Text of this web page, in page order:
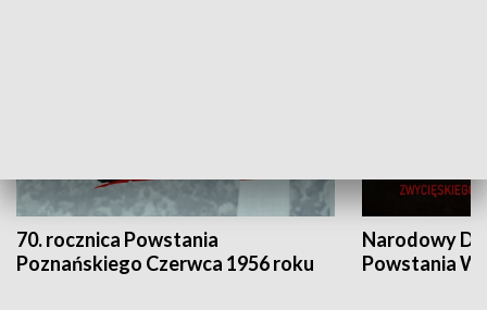
70. rocznica Powstania
Poznańskiego Czerwca 1956 roku
Narodowy
Powstania